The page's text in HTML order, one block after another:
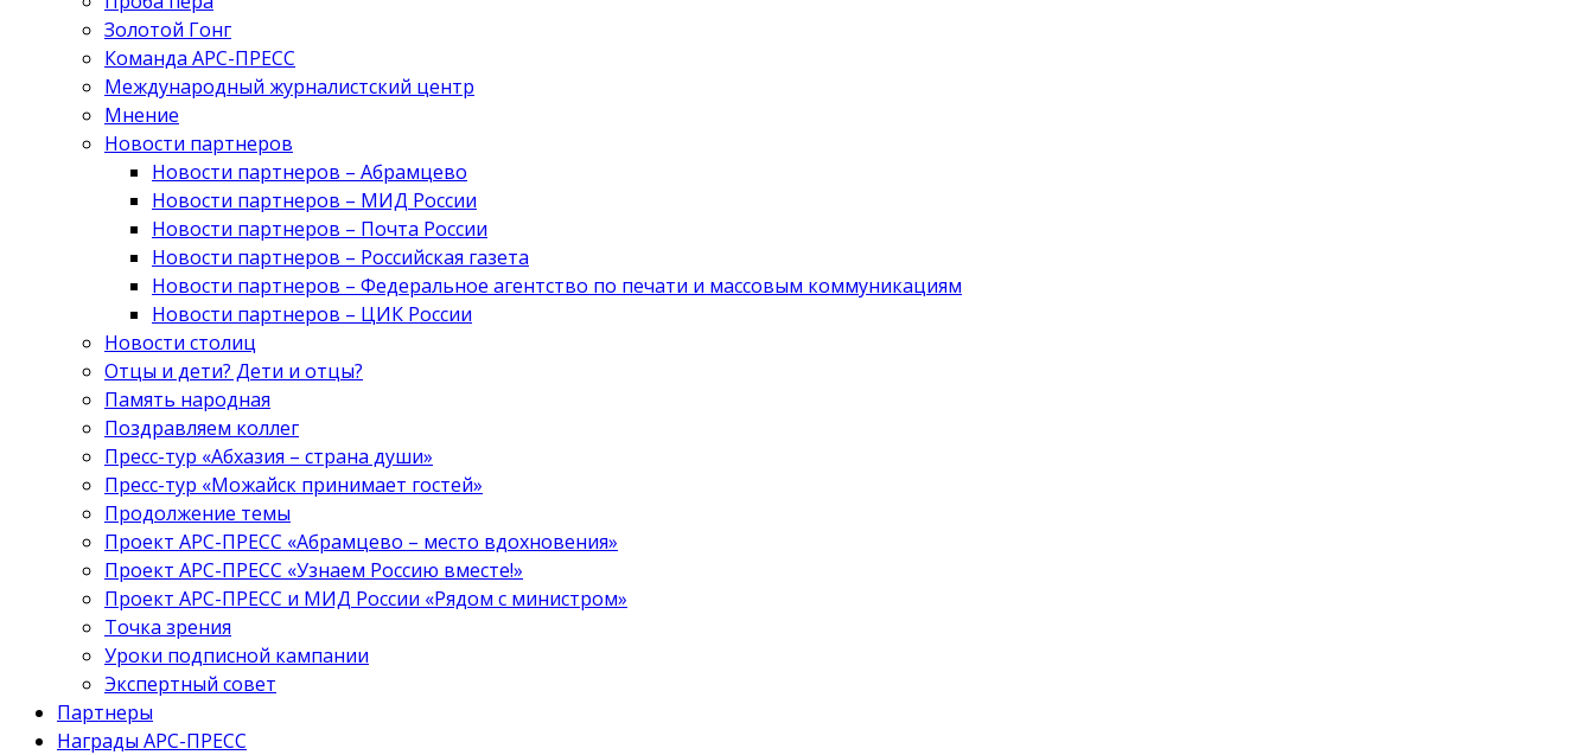
Золотой Гонг
Команда АРС-ПРЕСС
Международный журналистский центр
Мнение
Новости партнеров
Новости партнеров – Абрамцево
Новости партнеров – МИД России
Новости партнеров – Почта России
Новости партнеров – Российская газета
Новости партнеров – Федеральное агентство по печати и массовым коммуникациям
Новости партнеров – ЦИК России
Новости столиц
Отцы и дети? Дети и отцы?
Память народная
Поздравляем коллег
Пресс-тур «Абхазия – страна души»
Пресс-тур «Можайск принимает гостей»
Продолжение темы
Проект АРС-ПРЕСС «Абрамцево – место вдохновения»
Проект АРС-ПРЕСС «Узнаем Россию вместе!»
Проект АРС-ПРЕСС и МИД России «Рядом с министром»
Точка зрения
Уроки подписной кампании
Экспертный совет
Партнеры
Награды АРС-ПРЕСС